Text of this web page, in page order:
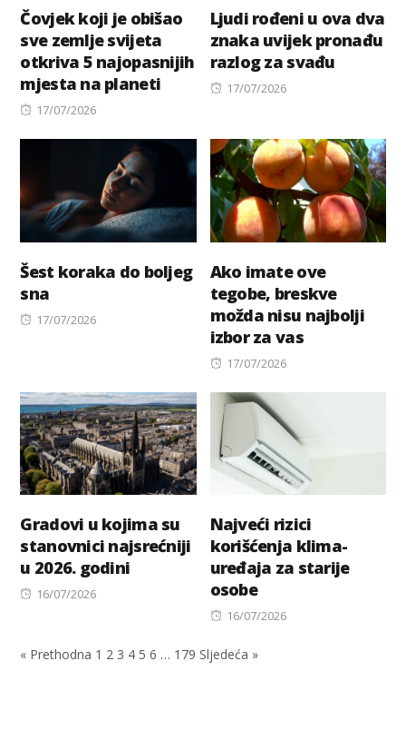
Čovjek koji je obišao
sve zemlje svijeta
otkriva 5 najopasnijih
mjesta na planeti
Posted
17/07/2026
Ljudi rođeni u ova dva
znaka uvijek pronađu
razlog za svađu
Posted
17/07/2026
Šest koraka do boljeg
sna
Posted
17/07/2026
Ako imate ove
tegobe, breskve
možda nisu najbolji
izbor za vas
Posted
17/07/2026
Gradovi u kojima su
stanovnici najsrećniji
u 2026. godini
Posted
16/07/2026
Najveći rizici
korišćenja klima-
uređaja za starije
osobe
Posted
16/07/2026
« Prethodna 1 2 3 4 5 6 … 179 Sljedeća »